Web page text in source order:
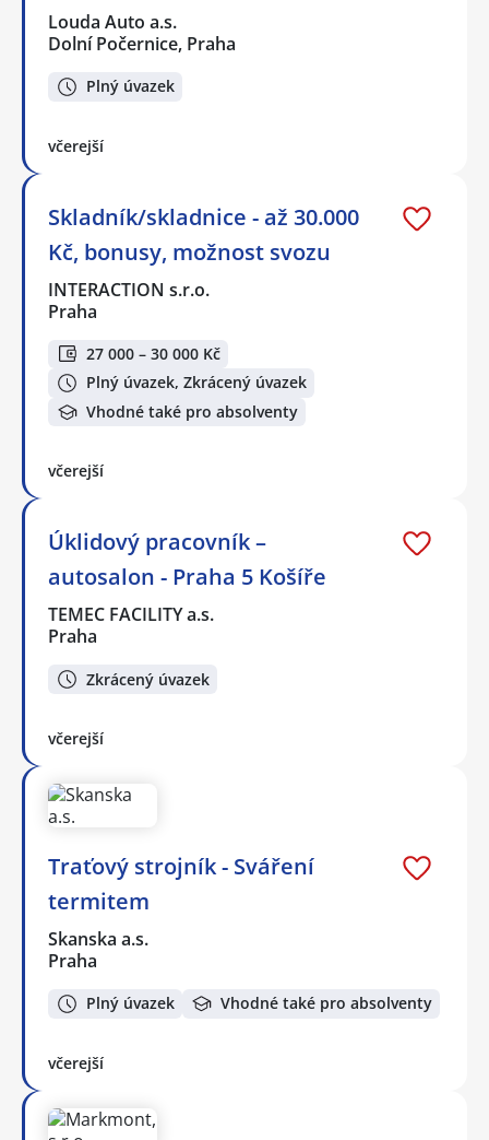
Louda Auto a.s.
Dolní Počernice, Praha
Plný úvazek
včerejší
Skladník/skladnice - až 30.000
Kč, bonusy, možnost svozu
INTERACTION s.r.o.
Praha
27 000 – 30 000 Kč
Plný úvazek, Zkrácený úvazek
Vhodné také pro absolventy
včerejší
Úklidový pracovník –
autosalon - Praha 5 Košíře
TEMEC FACILITY a.s.
Praha
Zkrácený úvazek
včerejší
Traťový strojník - Sváření
termitem
Skanska a.s.
Praha
Plný úvazek Vhodné také pro absolventy
včerejší